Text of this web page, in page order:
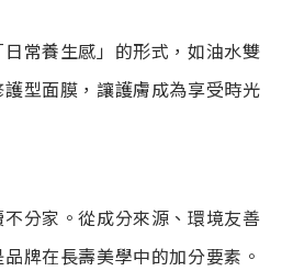
常養生感」的形式，如油水雙
型面膜，讓護膚成為享受時光
不分家。從成分來源、環境友善
牌在長壽美學中的加分要素。